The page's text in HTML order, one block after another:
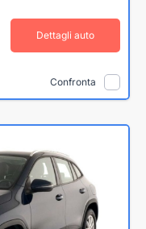
Dettagli auto
Confronta